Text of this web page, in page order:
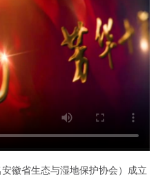
徽省生态与湿地保护协会）成立